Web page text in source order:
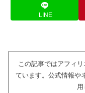
LINE
この記事ではアフィ
ています。公式情報や
用